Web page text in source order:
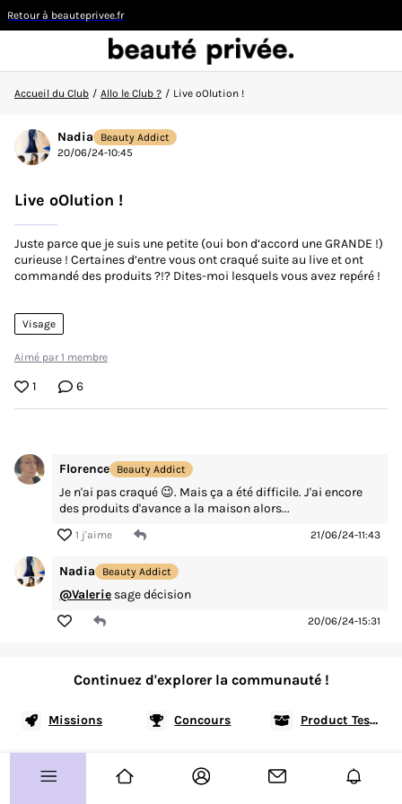
Retour à beauteprivee.fr
Visiteur
👋Nouvelle sur la communauté ? Découvrez comment
ACCUEIL DU CLUB
ACTUALITÉS
Routines
Avis produits
À vous de jouer !
Concours
Test produits
Allo le Club ?
Guide de démarrage
Plan de site
CGU
Charte Communautaire
Accueil du Club / Allo le Club ? / Live oOlution !
Nadia
Beauty Addict
20/06/24-10:45
Live oOlution !
Juste parce que je suis une petite (oui bon d’accord une GRANDE !)
curieuse ! Certaines d’entre vous ont craqué suite au live et ont
commandé des produits ?!? Dites-moi lesquels vous avez repéré !
Visage
Aimé par 1 membre
1 6
Florence Beauty Addict
Je n'ai pas craqué 😉. Mais ça a été difficile. J'ai encore
des produits d'avance a la maison alors...
1 j'aime 21/06/24-11:43
Nadia Beauty Addict
@Valerie sage décision
20/06/24-15:31
Continuez d'explorer la communauté !
Missions Concours Product Testing